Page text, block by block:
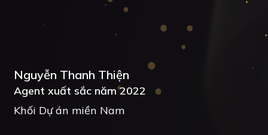
Nguyễn Thanh Thiện
Agent xuất sắc năm 2022
Khối Dự án miền Nam